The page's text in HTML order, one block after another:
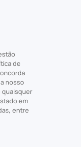
de
nosso
quaisquer
em
entre